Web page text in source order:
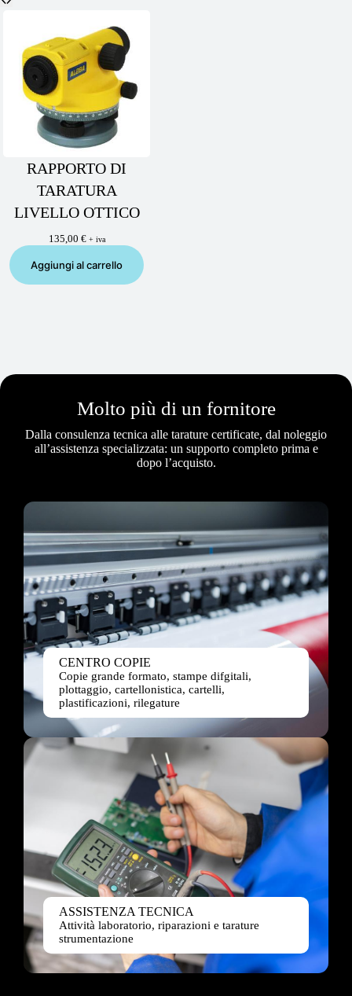
RAPPORTO DI
TARATURA
LIVELLO OTTICO
135,00 € + iva
Aggiungi al carrello
Molto più di un fornitore
Dalla consulenza tecnica alle tarature certificate, dal noleggio
all’assistenza specializzata: un supporto completo prima e
dopo l’acquisto.
CENTRO COPIE
Copie grande formato, stampe difgitali,
plottaggio, cartellonistica, cartelli,
plastificazioni, rilegature
ASSISTENZA TECNICA
Attività laboratorio, riparazioni e tarature
strumentazione